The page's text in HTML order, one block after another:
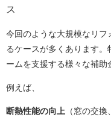
ス
今回のような大規模なリフ
るケースが多くあります
ームを支援する様々な補助
例えば、
断熱性能の向上 （窓の交